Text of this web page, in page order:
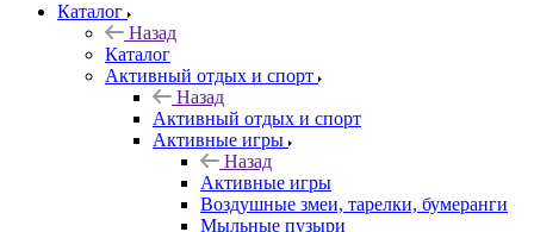
Каталог
Назад
Каталог
Активный отдых и спорт
Назад
Активный отдых и спорт
Активные игры
Назад
Активные игры
Воздушные змеи, тарелки, бумеранги
Мыльные пузыри